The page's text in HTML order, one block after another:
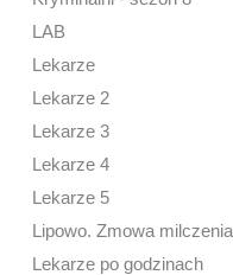
LAB
Lekarze
Lekarze 2
Lekarze 3
Lekarze 4
Lekarze 5
Lipowo. Zmowa milczenia
Lekarze po godzinach